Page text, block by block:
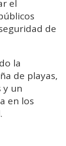
el
de
la
de playas,
y un
en los